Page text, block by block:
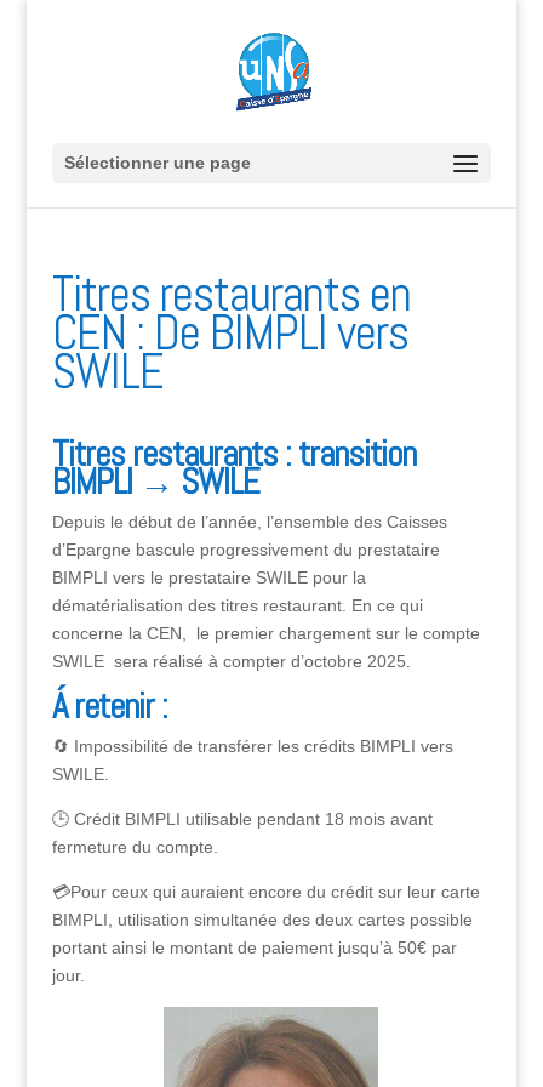
Sélectionner une page
Titres restaurants en
CEN : De BIMPLI vers
SWILE
Titres restaurants : transition
BIMPLI → SWILE
Depuis le début de l’année, l’ensemble des Caisses
d’Epargne bascule progressivement du prestataire
BIMPLI vers le prestataire SWILE pour la
dématérialisation des titres restaurant. En ce qui
concerne la CEN, le premier chargement sur le compte
SWILE sera réalisé à compter d’octobre 2025.
Á retenir :
🔄 Impossibilité de transférer les crédits BIMPLI vers
SWILE.
🕒 Crédit BIMPLI utilisable pendant 18 mois avant
fermeture du compte.
💳Pour ceux qui auraient encore du crédit sur leur carte
BIMPLI, utilisation simultanée des deux cartes possible
portant ainsi le montant de paiement jusqu’à 50€ par
jour.